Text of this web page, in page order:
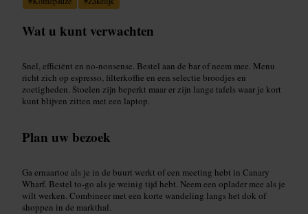
Wat u kunt verwachten
Snel, efficiënt en no-nonsense. Bestel aan de bar of neem mee. Menu
richt zich op espresso, filterkoffie en een selectie broodjes en
zoetigheden. Stoelen zijn beperkt maar er zijn lange tafels waar je kort
kunt blijven zitten met een laptop.
Plan uw bezoek
Ga ernaartoe als je in de buurt werkt of een meeting hebt in Canary
Wharf. Bestel to-go als je weinig tijd hebt. Neem een oplader mee als je
wilt werken. Combineer met een korte wandeling langs het dok of
shoppen in de markthal.